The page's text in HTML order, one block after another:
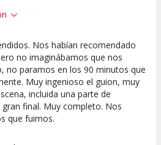
en
10
Interpretación
artística
Nos habían recomendado
no imaginábamos que nos
no paramos en los 90 minutos que
Muy ingenioso el guion, muy
incluida una parte de
final. Muy completo. Nos
que fuimos.